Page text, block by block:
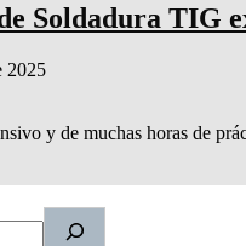
Soldadura TIG
2025
y de muchas horas de